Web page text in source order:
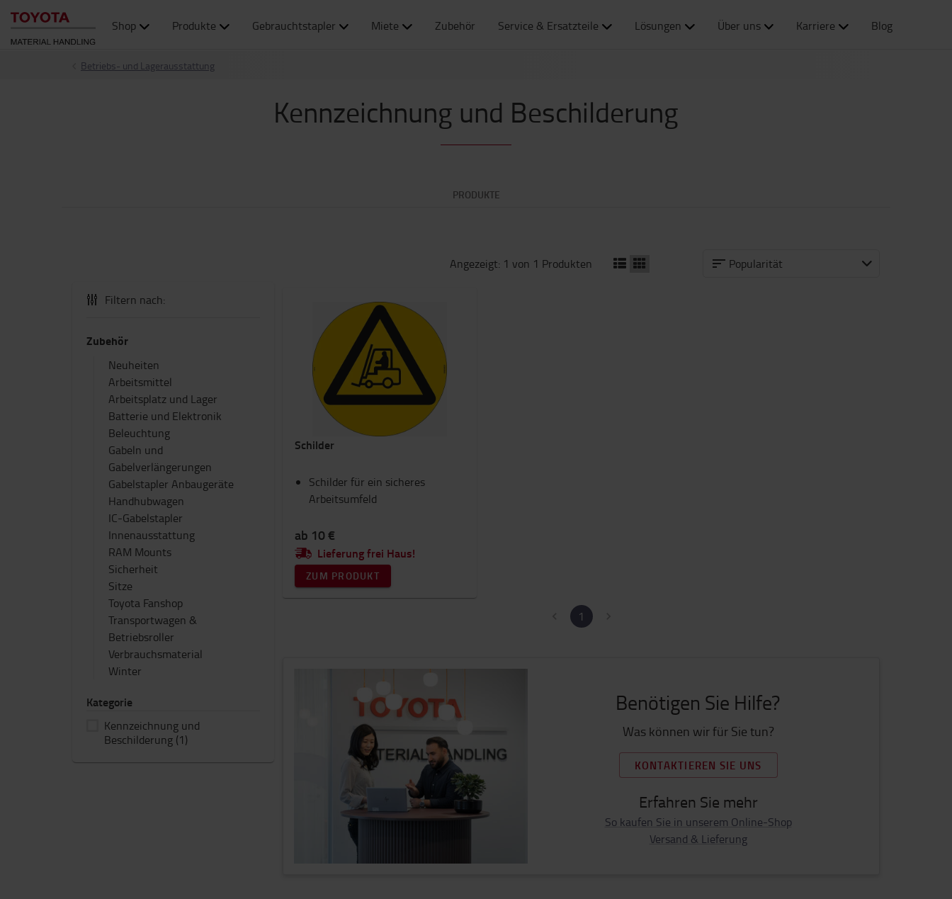
Shop Produkte Gebrauchtstapler Miete Zubehör Service & Ersatzteile Lösungen Über uns Karriere Blog
Betriebs- und Lagerausstattung
Kennzeichnung und Beschilderung
PRODUKTE
Filtern nach:
Zubehör
Neuheiten
Arbeitsmittel
Arbeitsplatz und Lager
Batterie und Elektronik
Beleuchtung
Gabeln und
Gabelverlängerungen
Gabelstapler Anbaugeräte
Handhubwagen
IC-Gabelstapler
Innenausstattung
RAM Mounts
Sicherheit
Sitze
Toyota Fanshop
Transportwagen &
Betriebsroller
Verbrauchsmaterial
Winter
Kategorie
Kennzeichnung und
Beschilderung (1)
Angezeigt: 1 von 1 Produkten Popularität
Schilder
Schilder für ein sicheres
Arbeitsumfeld
ab 10 €
Lieferung frei Haus!
ZUM PRODUKT
1
Benötigen Sie Hilfe?
Was können wir für Sie tun?
KONTAKTIEREN SIE UNS
Erfahren Sie mehr
So kaufen Sie in unserem Online-Shop
Versand & Lieferung